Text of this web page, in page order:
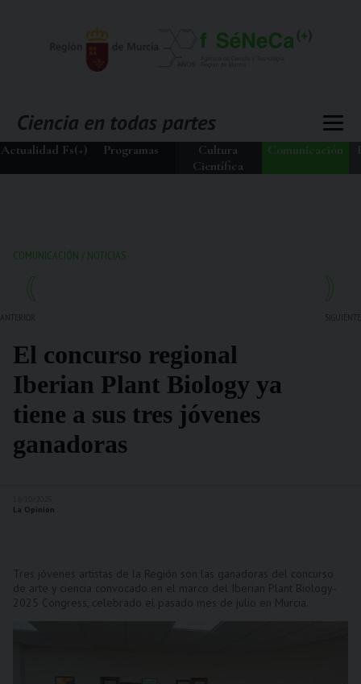
Actualidad Fs(+) Programas
Cultura
Científica
Comunicación
COMUNICACIÓN / NOTICIAS
El concurso regional
Iberian Plant Biology ya
tiene a sus tres jóvenes
ganadoras
La Opinión